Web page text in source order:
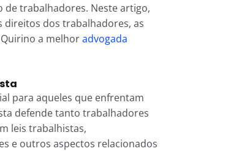
trabalhadores. Neste artigo,
direitos dos trabalhadores, as
a melhoradvogada
para aqueles que enfrentam
defende tanto trabalhadores
leis trabalhistas,
e outros aspectos relacionados